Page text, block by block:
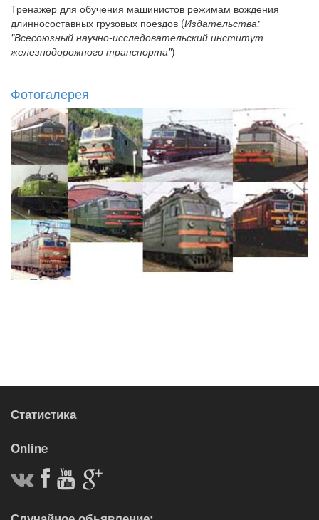
Тренажер для обучения машинистов режимам вождения
длинносоставных грузовых поездов (Издательства:
"Всесоюзный научно-исследовательский институт
железнодорожного транспорта")
Фотогалерея
Статистика
Online